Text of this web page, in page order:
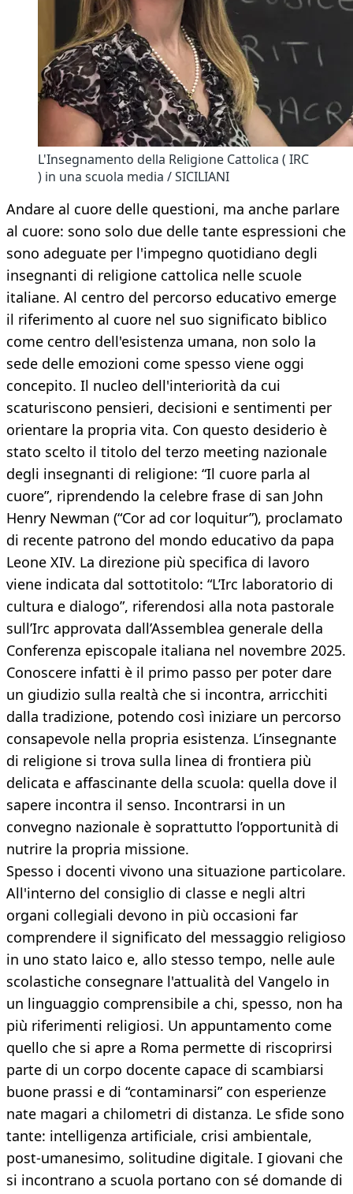
L'Insegnamento della Religione Cattolica ( IRC
) in una scuola media / SICILIANI
Andare al cuore delle questioni, ma anche parlare
al cuore: sono solo due delle tante espressioni che
sono adeguate per l'impegno quotidiano degli
insegnanti di religione cattolica nelle scuole
italiane. Al centro del percorso educativo emerge
il riferimento al cuore nel suo significato biblico
come centro dell'esistenza umana, non solo la
sede delle emozioni come spesso viene oggi
concepito. Il nucleo dell'interiorità da cui
scaturiscono pensieri, decisioni e sentimenti per
orientare la propria vita. Con questo desiderio è
stato scelto il titolo del terzo meeting nazionale
degli insegnanti di religione: “Il cuore parla al
cuore”, riprendendo la celebre frase di san John
Henry Newman (“Cor ad cor loquitur”), proclamato
di recente patrono del mondo educativo da papa
Leone XIV. La direzione più specifica di lavoro
viene indicata dal sottotitolo: “L’Irc laboratorio di
cultura e dialogo”, riferendosi alla nota pastorale
sull’Irc approvata dall’Assemblea generale della
Conferenza episcopale italiana nel novembre 2025.
Conoscere infatti è il primo passo per poter dare
un giudizio sulla realtà che si incontra, arricchiti
dalla tradizione, potendo così iniziare un percorso
consapevole nella propria esistenza. L’insegnante
di religione si trova sulla linea di frontiera più
delicata e affascinante della scuola: quella dove il
sapere incontra il senso. Incontrarsi in un
convegno nazionale è soprattutto l’opportunità di
nutrire la propria missione.
Spesso i docenti vivono una situazione particolare.
All'interno del consiglio di classe e negli altri
organi collegiali devono in più occasioni far
comprendere il significato del messaggio religioso
in uno stato laico e, allo stesso tempo, nelle aule
scolastiche consegnare l'attualità del Vangelo in
un linguaggio comprensibile a chi, spesso, non ha
più riferimenti religiosi. Un appuntamento come
quello che si apre a Roma permette di riscoprirsi
parte di un corpo docente capace di scambiarsi
buone prassi e di “contaminarsi” con esperienze
nate magari a chilometri di distanza. Le sfide sono
tante: intelligenza artificiale, crisi ambientale,
post-umanesimo, solitudine digitale. I giovani che
si incontrano a scuola portano con sé domande di